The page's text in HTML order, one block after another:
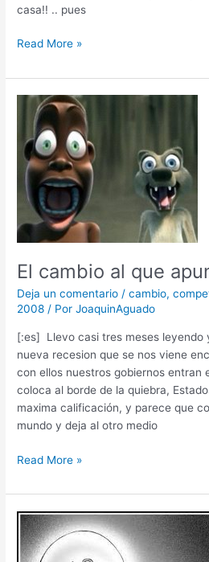
casa!! .. pues
Read More »
El cambio al que
Deja un comentario /cambio,
2008 / PorJoaquinAguado
[:es] Llevo casi tres meses leyendo
nueva recesion que se nos viene
con ellos nuestros gobiernos entran
coloca al borde de la quiebra,
maxima calificación, y parece que
mundo y deja al otro medio
cambio
que
apunta
esta
crisis
Read More »
El
futuro
de